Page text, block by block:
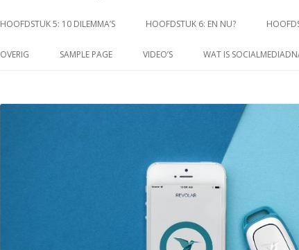
HOOFDSTUK 5: 10 DILEMMA’S HOOFDSTUK 6: EN NU?
OVERIG SAMPLE PAGE VIDEO’S WAT IS